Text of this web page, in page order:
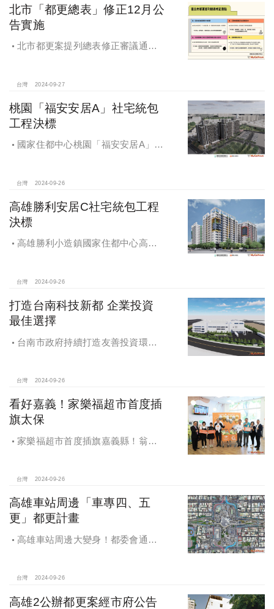
北市「都更總表」修正12月公
告實施
北市都更案提列總表修正審議通過
台灣 2024-09-27
桃園「福安安居A」社宅統包
工程決標
國家住都中心桃園「福安安居A」社
台灣 2024-09-26
高雄勝利安居C社宅統包工程
決標
高雄勝利小造鎮國家住都中心高雄
台灣 2024-09-26
打造台南科技新都 企業投資
最佳選擇
台南市政府持續打造友善投資環
超過5萬個就業機會
台灣 2024-09-26
看好嘉義！家樂福超市首度插
旗太保
家樂福超市首度插旗嘉義縣！翁章
台灣 2024-09-26
高雄車站周邊「車專四、五
更」都更計畫
高雄車站周邊大變身！都委會通過
台灣 2024-09-26
高雄2公辦都更案經市府公告